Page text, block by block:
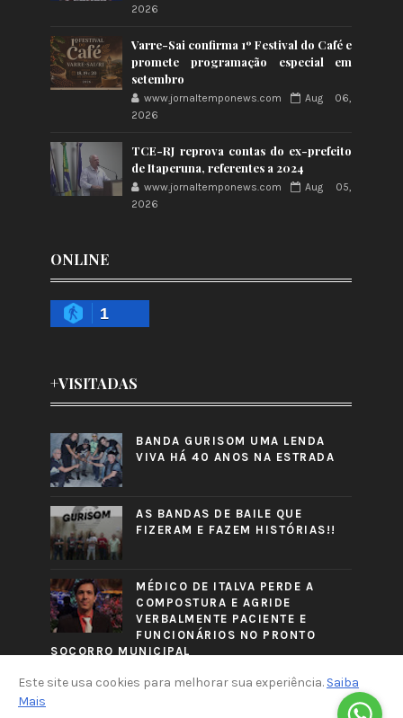
2026
Varre-Sai confirma 1º Festival do Café e
promete programação especial em
setembro
www.jornaltemponews.com
Aug 06,
2026
TCE-RJ reprova contas do ex-prefeito
de Itaperuna, referentes a 2024
www.jornaltemponews.com
Aug 05,
2026
ONLINE
1
+VISITADAS
BANDA GURISOM UMA LENDA
VIVA HÁ 40 ANOS NA ESTRADA
AS BANDAS DE BAILE QUE
FIZERAM E FAZEM HISTÓRIAS!!
MÉDICO DE ITALVA PERDE A
COMPOSTURA E AGRIDE
VERBALMENTE PACIENTE E
FUNCIONÁRIOS NO PRONTO
SOCORRO MUNICIPAL
Este site usa cookies para melhorar sua experiência. Saiba
Mais